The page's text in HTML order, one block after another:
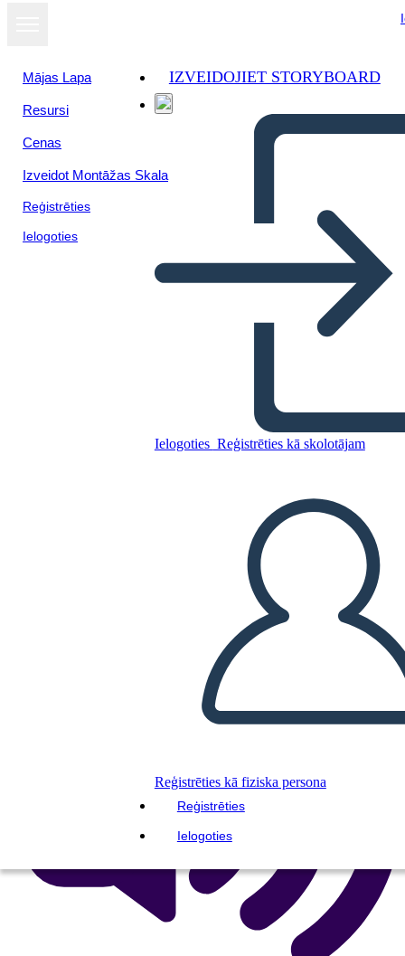
Mājas Lapa
Resursi
Cenas
Izveidot Montāžas Skala
Reģistrēties
Ielogoties
IZVEIDOJIET STORYBOARD
Ielogoties Reģistrēties kā skolotājam
Reģistrēties kā fiziska persona
Reģistrēties
Ielogoties
התפשטות טריטוריאלית ארה"ב -
רכישות פלורידה
Kopējiet šo stāstu tabulu
IZVEIDOT STĀSTU SHĒMU
ATSKAŅOT SLAIDRĀDI
IZLASI MAN